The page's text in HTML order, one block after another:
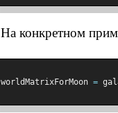
На конкретном
worldMatrixForMoon =